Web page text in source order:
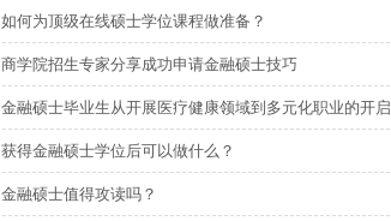
如何为顶级在线硕士学位课程做准备？
商学院招生专家分享成功申请金融硕士技巧
金融硕士毕业生从开展医疗健康领域到多元化职业的开启
获得金融硕士学位后可以做什么？
金融硕士值得攻读吗？